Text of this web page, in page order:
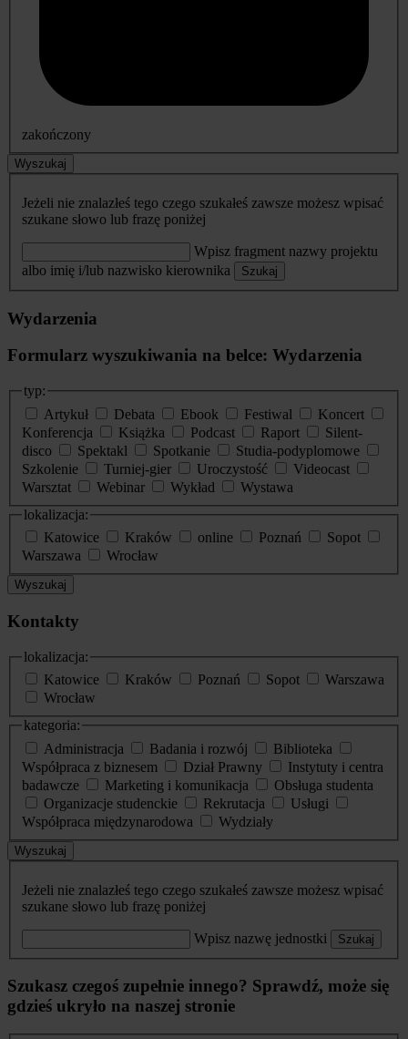
zakończony
Wyszukaj
Jeżeli nie znalazłeś tego czego szukałeś zawsze możesz wpisać
szukane słowo lub frazę poniżej
Wpisz fragment nazwy projektu
albo imię i/lub nazwisko kierownika
Szukaj
Wydarzenia
Formularz wyszukiwania na belce: Wydarzenia
typ:
Artykuł
Debata Ebook Festiwal
Koncert
Konferencja
Książka Podcast Raport
Silent-
disco
Spektakl Spotkanie
Studia-podyplomowe
Szkolenie
Turniej-gier Uroczystość
Videocast
Warsztat
Webinar Wykład
Wystawa
lokalizacja:
Katowice
Kraków online Poznań
Sopot
Warszawa
Wrocław
Wyszukaj
Kontakty
lokalizacja:
Katowice
Kraków Poznań Sopot
Warszawa
Wrocław
kategoria:
Administracja
Badania i rozwój
Biblioteka
Współpraca z biznesem
Dział Prawny
Instytuty i centra
badawcze
Marketing i komunikacja
Obsługa studenta
Organizacje studenckie
Rekrutacja
Usługi
Współpraca międzynarodowa
Wydziały
Wyszukaj
Jeżeli nie znalazłeś tego czego szukałeś zawsze możesz wpisać
szukane słowo lub frazę poniżej
Wpisz nazwę jednostki Szukaj
Szukasz czegoś zupełnie innego? Sprawdź, może się
gdzieś ukryło na naszej stronie